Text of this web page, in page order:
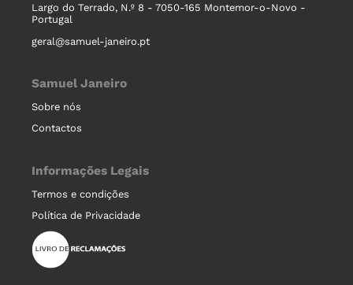
Largo do Terrado, N.º 8 - 7050-165 Montemor-o-Novo -
Portugal
geral@samuel-janeiro.pt
Samuel Janeiro
Sobre nós
Contactos
Informações Legais
Termos e condições
Política de Privacidade